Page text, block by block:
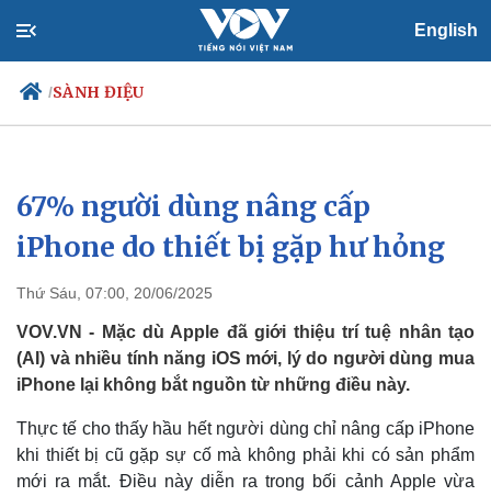
English
/SÀNH ĐIỆU
Chính trị
Đảng
Tổ chức nhân sự
Nhận diện sự thật
Xã hội
Tin 24h
Dự báo thời tiết
Việc làm
Biển đảo
67% người dùng nâng cấp
iPhone do thiết bị gặp hư hỏng
Thứ Sáu, 07:00, 20/06/2025
VOV.VN - Mặc dù Apple đã giới thiệu trí tuệ nhân tạo
(AI) và nhiều tính năng iOS mới, lý do người dùng mua
iPhone lại không bắt nguồn từ những điều này.
Thực tế cho thấy hầu hết người dùng chỉ nâng cấp iPhone
khi thiết bị cũ gặp sự cố mà không phải khi có sản phẩm
mới ra mắt. Điều này diễn ra trong bối cảnh Apple vừa